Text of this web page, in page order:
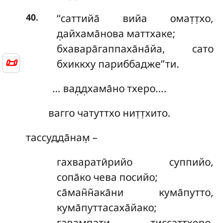
📜
40. ‘‘саттийа̄ вийа омат̣т̣хо,
д̣айхама̄нова маттхаке;
бхавара̄гаппаха̄на̄йа, сато
бхиккху париббадже’’ти.
… вад̣д̣хама̄но тхеро….
вагго чатуттхо нит̣т̣хито.
тассудда̄нам̣ –
гахваратӣрийо суппийо,
сопа̄ко чева посийо;
са̄ман̃н̃ака̄ни кума̄путто,
кума̄путтасаха̄йако;